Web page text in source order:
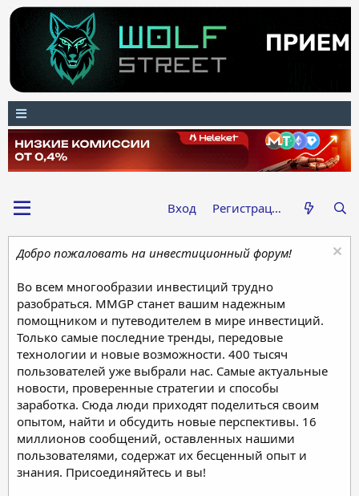
Вход Регистрация
Добро пожаловать на инвестиционный форум!
Во всем многообразии инвестиций трудно
разобраться. MMGP станет вашим надежным
помощником и путеводителем в мире инвестиций.
Только самые последние тренды, передовые
технологии и новые возможности. 400 тысяч
пользователей уже выбрали нас. Самые актуальные
новости, проверенные стратегии и способы
заработка. Сюда люди приходят поделиться своим
опытом, найти и обсудить новые перспективы. 16
миллионов сообщений, оставленных нашими
пользователями, содержат их бесценный опыт и
знания. Присоединяйтесь и вы!